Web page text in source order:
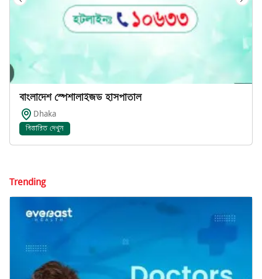
বাংলাদেশ স্পেশালাইজড হাসপাতাল
Dhaka
বিস্তারিত দেখুন
Trending